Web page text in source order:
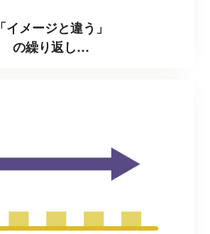
「イメージと違う」
の繰り返し…